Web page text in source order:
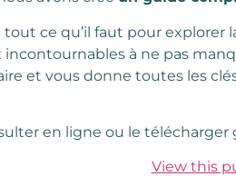
ce qu’il faut pour explorer
incontournables à ne pas
et vous donne toutes les
en ligne ou le
View this